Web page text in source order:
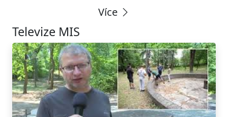
Více
Televize MIS